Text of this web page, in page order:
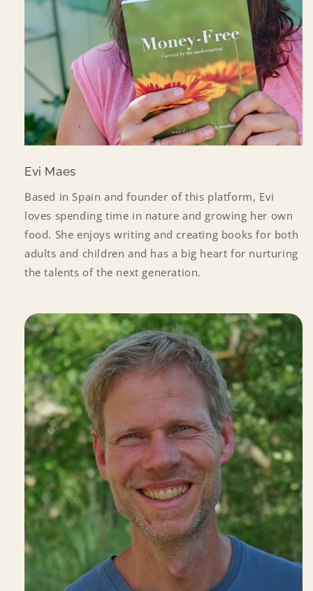
Evi Maes
Based in Spain and founder of this platform, Evi
loves spending time in nature and growing her own
food. She enjoys writing and creating books for both
adults and children and has a big heart for nurturing
the talents of the next generation.